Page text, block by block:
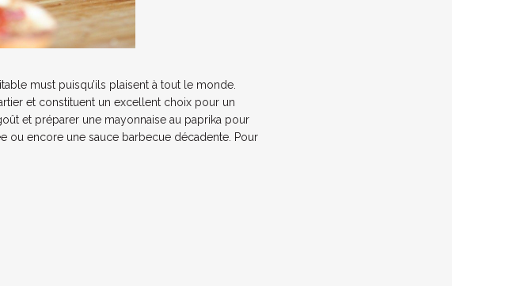
must puisqu’ils plaisent à tout le monde.
et constituent un excellent choix pour un
et préparer une mayonnaise au paprika pour
ou encore une sauce barbecue décadente. Pour